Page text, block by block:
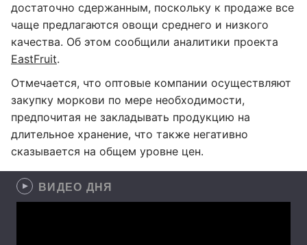
достаточно сдержанным, поскольку к продаже все
чаще предлагаются овощи среднего и низкого
качества. Об этом сообщили аналитики проекта
EastFruit.
Отмечается, что оптовые компании осуществляют
закупку моркови по мере необходимости,
предпочитая не закладывать продукцию на
длительное хранение, что также негативно
сказывается на общем уровне цен.
ВИДЕО ДНЯ